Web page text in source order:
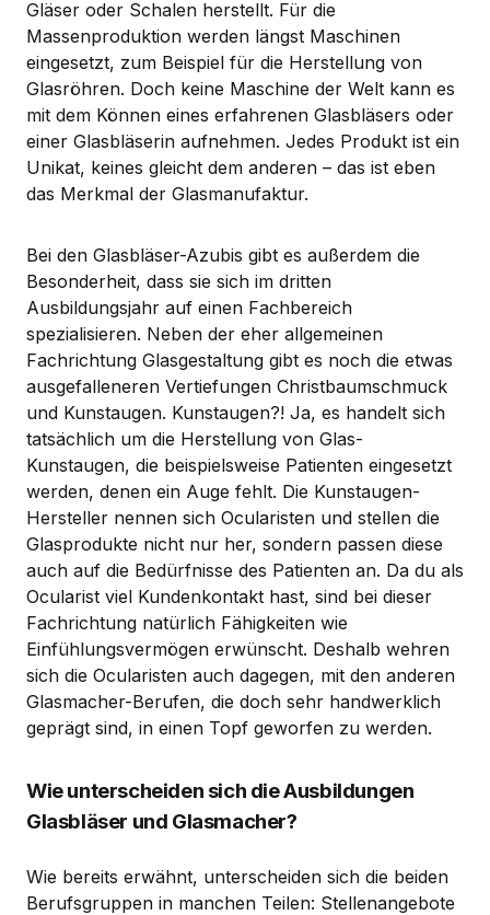
Gläser oder Schalen herstellt. Für die
Massenproduktion werden längst Maschinen
eingesetzt, zum Beispiel für die Herstellung von
Glasröhren. Doch keine Maschine der Welt kann es
mit dem Können eines erfahrenen Glasbläsers oder
einer Glasbläserin aufnehmen. Jedes Produkt ist ein
Unikat, keines gleicht dem anderen – das ist eben
das Merkmal der Glasmanufaktur.
Bei den Glasbläser-Azubis gibt es außerdem die
Besonderheit, dass sie sich im dritten
Ausbildungsjahr auf einen Fachbereich
spezialisieren. Neben der eher allgemeinen
Fachrichtung Glasgestaltung gibt es noch die etwas
ausgefalleneren Vertiefungen Christbaumschmuck
und Kunstaugen. Kunstaugen?! Ja, es handelt sich
tatsächlich um die Herstellung von Glas-
Kunstaugen, die beispielsweise Patienten eingesetzt
werden, denen ein Auge fehlt. Die Kunstaugen-
Hersteller nennen sich Ocularisten und stellen die
Glasprodukte nicht nur her, sondern passen diese
auch auf die Bedürfnisse des Patienten an. Da du als
Ocularist viel Kundenkontakt hast, sind bei dieser
Fachrichtung natürlich Fähigkeiten wie
Einfühlungsvermögen erwünscht. Deshalb wehren
sich die Ocularisten auch dagegen, mit den anderen
Glasmacher-Berufen, die doch sehr handwerklich
geprägt sind, in einen Topf geworfen zu werden.
Wie unterscheiden sich die Ausbildungen
Glasbläser und Glasmacher?
Wie bereits erwähnt, unterscheiden sich die beiden
Berufsgruppen in manchen Teilen: Stellenangebote